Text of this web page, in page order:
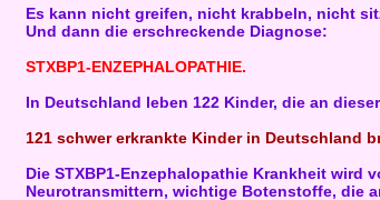
Es kann nicht greifen, nicht krabbeln, nicht
Und dann die erschreckende Diagnose:
STXBP1-ENZEPHALOPATHIE.
In Deutschland leben 122 Kinder, die an
121 schwer erkrankte Kinder in Deutschland
Die STXBP1-Enzephalopathie Krankheit wird
Neurotransmittern, wichtige Botenstoffe, die